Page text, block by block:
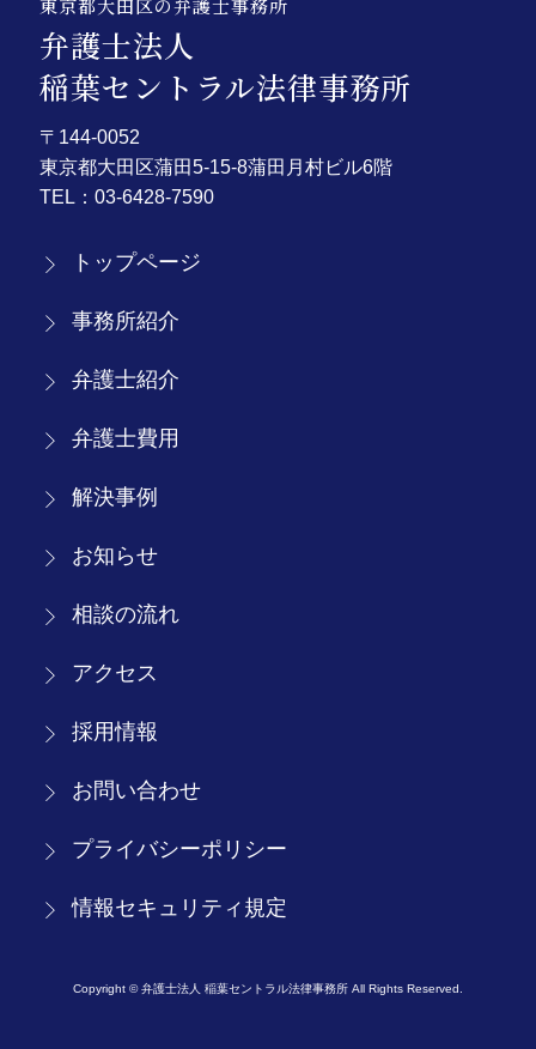
東京都大田区の弁護士事務所
弁護士法人
稲葉セントラル法律事務所
〒144-0052
東京都大田区蒲田5-15-8蒲田月村ビル6階
TEL： 03-6428-7590
トップページ
事務所紹介
弁護士紹介
弁護士費用
解決事例
お知らせ
相談の流れ
アクセス
採用情報
お問い合わせ
プライバシーポリシー
情報セキュリティ規定
Copyright © 弁護士法人 稲葉セントラル法律事務所 All Rights Reserved.